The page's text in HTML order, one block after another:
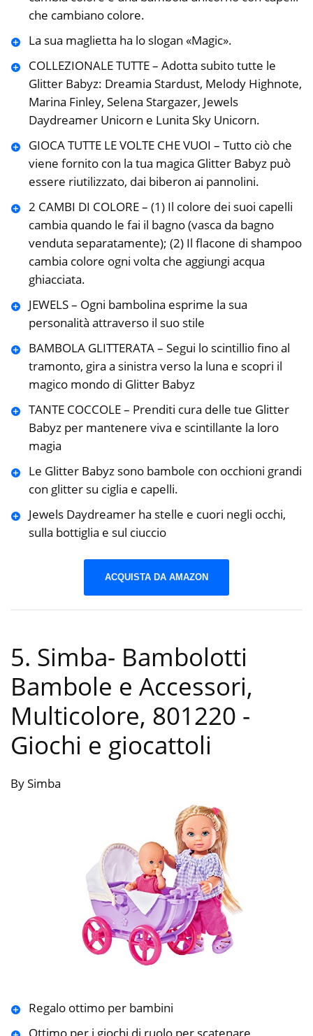
che cambiano colore.
La sua maglietta ha lo slogan «Magic».
COLLEZIONALE TUTTE – Adotta subito tutte le
Glitter Babyz: Dreamia Stardust, Melody Highnote,
Marina Finley, Selena Stargazer, Jewels
Daydreamer Unicorn e Lunita Sky Unicorn.
GIOCA TUTTE LE VOLTE CHE VUOI – Tutto ciò che
viene fornito con la tua magica Glitter Babyz può
essere riutilizzato, dai biberon ai pannolini.
2 CAMBI DI COLORE – (1) Il colore dei suoi capelli
cambia quando le fai il bagno (vasca da bagno
venduta separatamente); (2) Il flacone di shampoo
cambia colore ogni volta che aggiungi acqua
ghiacciata.
JEWELS – Ogni bambolina esprime la sua
personalità attraverso il suo stile
BAMBOLA GLITTERATA – Segui lo scintillio fino al
tramonto, gira a sinistra verso la luna e scopri il
magico mondo di Glitter Babyz
TANTE COCCOLE – Prenditi cura delle tue Glitter
Babyz per mantenere viva e scintillante la loro
magia
Le Glitter Babyz sono bambole con occhioni grandi
con glitter su ciglia e capelli.
Jewels Daydreamer ha stelle e cuori negli occhi,
sulla bottiglia e sul ciuccio
ACQUISTA DA AMAZON
5. Simba- Bambolotti
Bambole e Accessori,
Multicolore, 801220 -
Giochi e giocattoli
By Simba
Regalo ottimo per bambini